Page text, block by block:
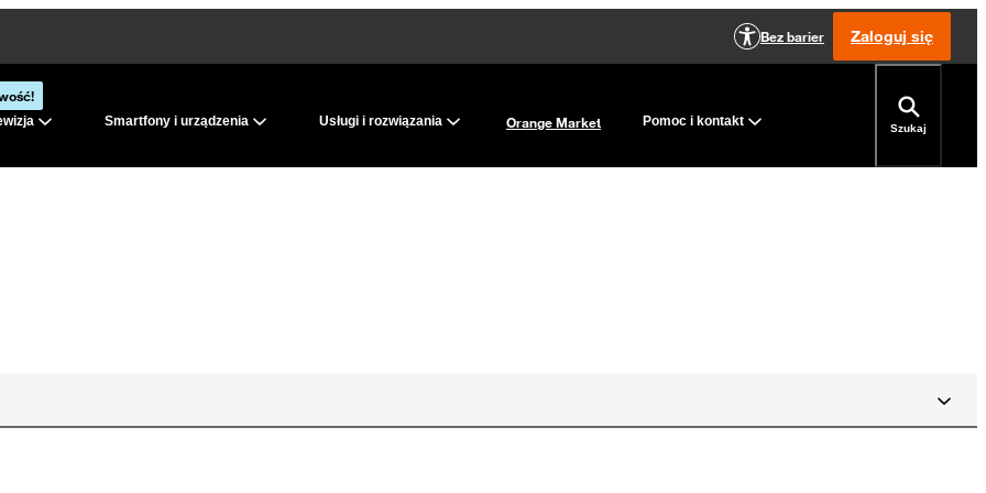
Bez barier Zaloguj się
Smartfony i urządzenia Usługi i rozwiązania Orange Market Pomoc i kontakt Szukaj